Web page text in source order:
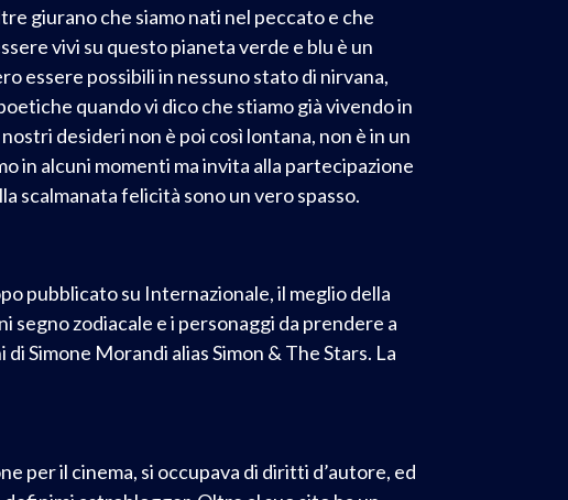
giurano che siamo nati nel peccato e che
vivi su questo pianeta verde e blu è un
essere possibili in nessuno stato di nirvana,
quando vi dico che stiamo già vivendo in
desideri non è poi così lontana, non è in un
in alcuni momenti ma invita alla partecipazione
scalmanata felicità sono un vero spasso.
pubblicato su Internazionale, il meglio della
segno zodiacale e i personaggi da prendere a
Simone Morandi alias Simon & The Stars. La
per il cinema, si occupava di diritti d’autore, ed